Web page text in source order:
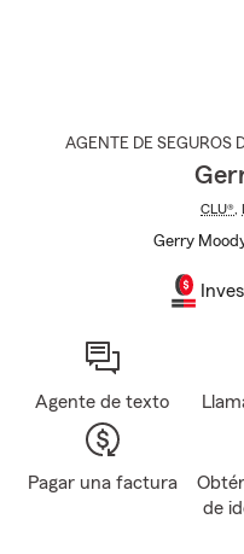
AGENTE DE SEGUROS
CLU®
Gerry
Agente de texto
Pagar una factura
de